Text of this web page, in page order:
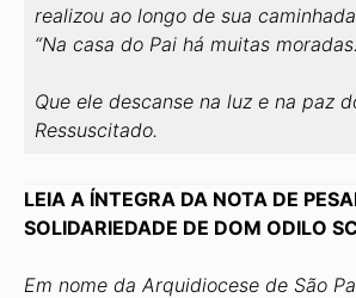
realizou ao longo de sua
“Na casa do Pai há muitas
Que ele descanse na luz e na paz
Ressuscitado.
LEIA A ÍNTEGRA DA NOTA DE
SOLIDARIEDADE DE DOM ODILO
Em nome da Arquidiocese de São